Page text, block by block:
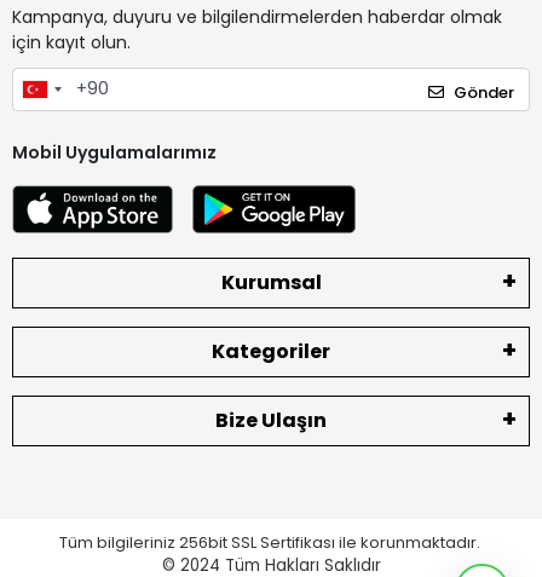
Kampanya, duyuru ve bilgilendirmelerden haberdar olmak
için kayıt olun.
Gönder
Mobil Uygulamalarımız
Kurumsal
Kategoriler
Bize Ulaşın
Tüm bilgileriniz 256bit SSL Sertifikası ile korunmaktadır.
© 2024 Tüm Hakları Saklıdır